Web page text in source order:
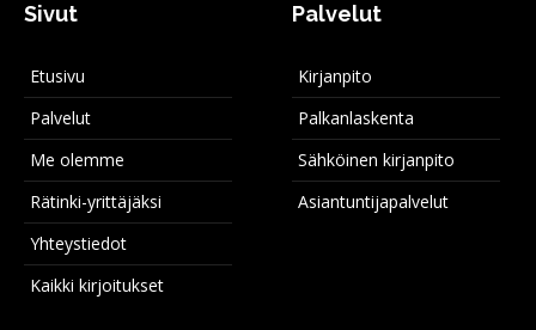
Sivut
Etusivu
Palvelut
Me olemme
Rätinki-yrittäjäksi
Yhteystiedot
Kaikki kirjoitukset
Palvelut
Kirjanpito
Palkanlaskenta
Sähköinen kirjanpito
Asiantuntijapalvelut